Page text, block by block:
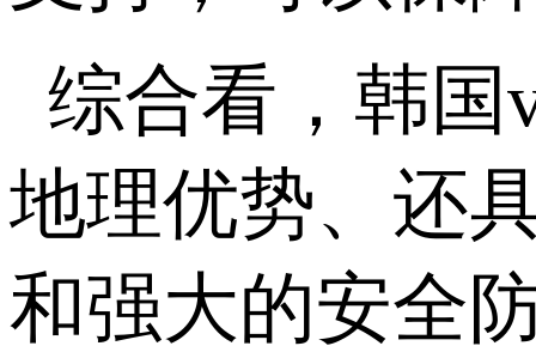
综合看，韩国
地理优势、还
和强大的安全